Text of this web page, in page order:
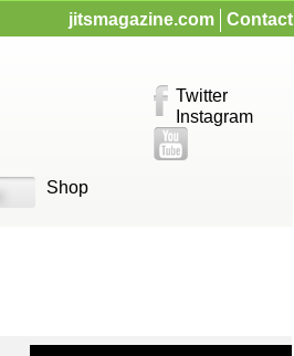
jitsmagazine.com Contact
Twitter
Instagram
Shop